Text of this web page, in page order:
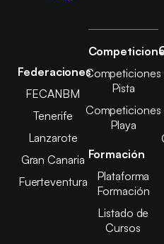
Federaciones
FECANBM
Tenerife
Lanzarote
Gran Canaria
Fuerteventura
Competiciones
Pista
Competiciones
Playa
Formación
Plataforma
Formación
Listado de
Cursos